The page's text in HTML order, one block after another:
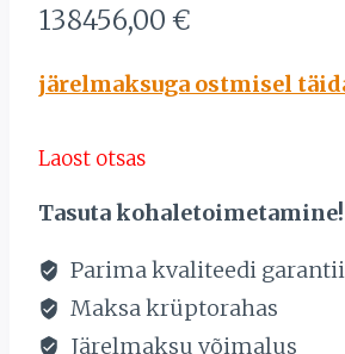
138456,00 €
järelmaksuga ostmisel
Laost otsas
Tasuta kohaletoimetamine!
Parima kvaliteedi garantii
Maksa krüptorahas
Järelmaksu võimalus